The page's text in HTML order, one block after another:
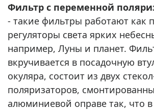
Фильтр c переменной
- такие фильтры работают как
регуляторы света ярких
например, Луны и планет.
вкручивается в посадочную
окуляра, состоит из двух
поляризаторов,
алюминиевой оправе так, что